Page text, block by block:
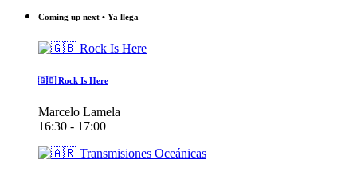
Coming up next • Ya llega
🇬🇧 Rock Is Here
Marcelo Lamela
16:30 - 17:00